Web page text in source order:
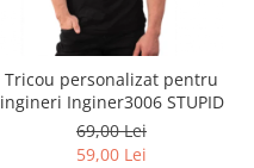
Tricou personalizat pentru
ingineri Inginer3006 STUPID
69,00 Lei
59,00 Lei